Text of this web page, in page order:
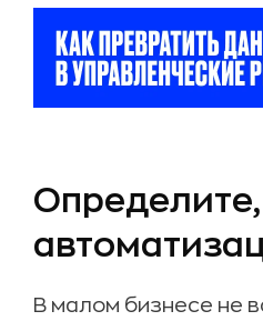
Определите,
В малом бизнесе не